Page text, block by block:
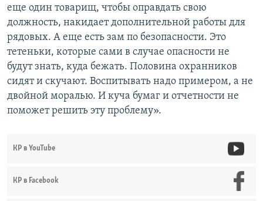
еще один товарищ, чтобы оправдать свою
должность, накидает дополнительной работы для
рядовых. А еще есть зам по безопасности. Это
тетеньки, которые сами в случае опасности не
будут знать, куда бежать. Половина охранников
сидят и скучают. Воспитывать надо примером, а не
двойной моралью. И куча бумаг и отчетности не
поможет решить эту проблему».
КР в YouTube
КР в Facebook